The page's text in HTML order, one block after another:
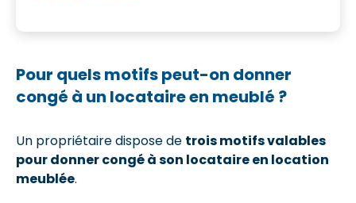
Pour quels motifs peut-on donner
congé à un locataire en meublé ?
Un propriétaire dispose de trois motifs valables
pour donner congé à son locataire en location
meublée.